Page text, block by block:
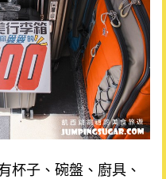
杯子、碗盤、廚具、